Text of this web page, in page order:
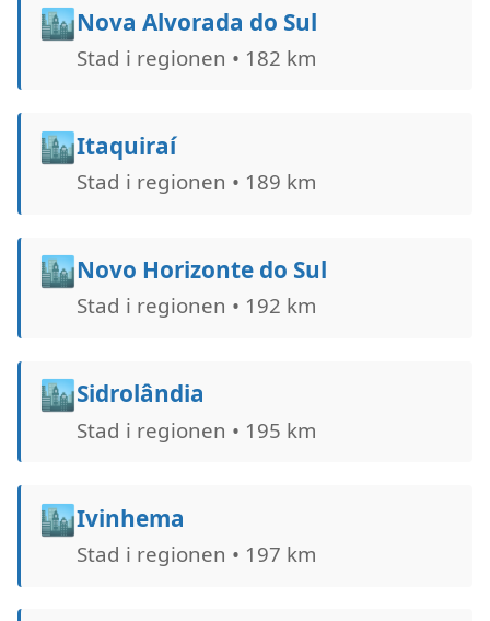
🏙️Nova Alvorada do Sul
Stad i regionen • 182 km
🏙️Itaquiraí
Stad i regionen • 189 km
🏙️Novo Horizonte do Sul
Stad i regionen • 192 km
🏙️Sidrolândia
Stad i regionen • 195 km
🏙️Ivinhema
Stad i regionen • 197 km